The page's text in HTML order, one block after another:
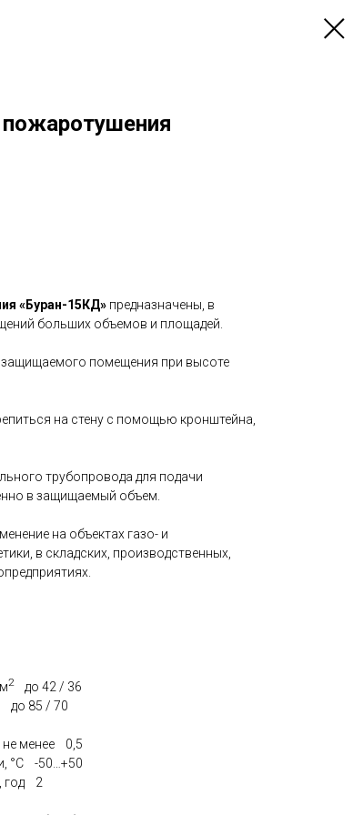
«Буран-15КД» предназначены, в
больших объемов и площадей.
помещения при высоте
на стену с помощью кронштейна,
трубопровода для подачи
в защищаемый объем.
на объектах газо- и
в складских, производственных,
2 до 42 / 36
до 85 / 70
не менее 0,5
°С -50…+50
год 2